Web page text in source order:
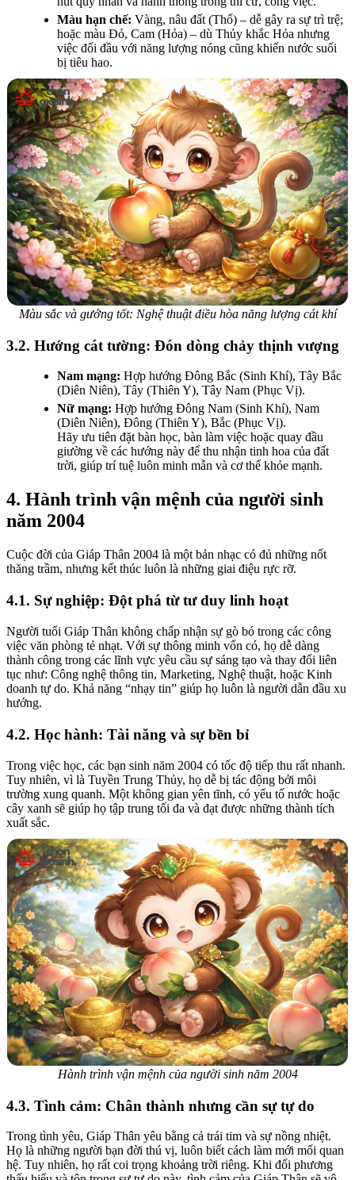
Màu hạn chế: Vàng, nâu đất (Thổ) – dễ gây ra sự trì trệ;
hoặc màu Đỏ, Cam (Hỏa) – dù Thủy khắc Hỏa nhưng
việc đối đầu với năng lượng nóng cũng khiến nước suối
bị tiêu hao.
Màu sắc và gướng tốt: Nghệ thuật điều hòa năng lượng cát khí
3.2. Hướng cát tường: Đón dòng chảy thịnh vượng
Nam mạng: Hợp hướng Đông Bắc (Sinh Khí), Tây Bắc
(Diên Niên), Tây (Thiên Y), Tây Nam (Phục Vị).
Nữ mạng: Hợp hướng Đông Nam (Sinh Khí), Nam
(Diên Niên), Đông (Thiên Y), Bắc (Phục Vị).
Hãy ưu tiên đặt bàn học, bàn làm việc hoặc quay đầu
giường về các hướng này để thu nhận tinh hoa của đất
trời, giúp trí tuệ luôn minh mẫn và cơ thể khỏe mạnh.
4. Hành trình vận mệnh của người sinh
năm 2004
Cuộc đời của Giáp Thân 2004 là một bản nhạc có đủ những nốt
thăng trầm, nhưng kết thúc luôn là những giai điệu rực rỡ.
4.1. Sự nghiệp: Đột phá từ tư duy linh hoạt
Người tuổi Giáp Thân không chấp nhận sự gò bó trong các công
việc văn phòng tẻ nhạt. Với sự thông minh vốn có, họ dễ dàng
thành công trong các lĩnh vực yêu cầu sự sáng tạo và thay đổi liên
tục như: Công nghệ thông tin, Marketing, Nghệ thuật, hoặc Kinh
doanh tự do. Khả năng “nhạy tin” giúp họ luôn là người dẫn đầu xu
hướng.
4.2. Học hành: Tài năng và sự bền bỉ
Trong việc học, các bạn sinh năm 2004 có tốc độ tiếp thu rất nhanh.
Tuy nhiên, vì là Tuyền Trung Thủy, họ dễ bị tác động bởi môi
trường xung quanh. Một không gian yên tĩnh, có yếu tố nước hoặc
cây xanh sẽ giúp họ tập trung tối đa và đạt được những thành tích
xuất sắc.
Hành trình vận mệnh của người sinh năm 2004
4.3. Tình cảm: Chân thành nhưng cần sự tự do
Trong tình yêu, Giáp Thân yêu bằng cả trái tim và sự nồng nhiệt.
Họ là những người bạn đời thú vị, luôn biết cách làm mới mối quan
hệ. Tuy nhiên, họ rất coi trọng khoảng trời riêng. Khi đối phương